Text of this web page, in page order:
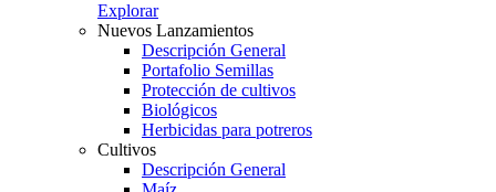
Explorar
Nuevos Lanzamientos
Descripción General
Portafolio Semillas
Protección de cultivos
Biológicos
Herbicidas para potreros
Cultivos
Descripción General